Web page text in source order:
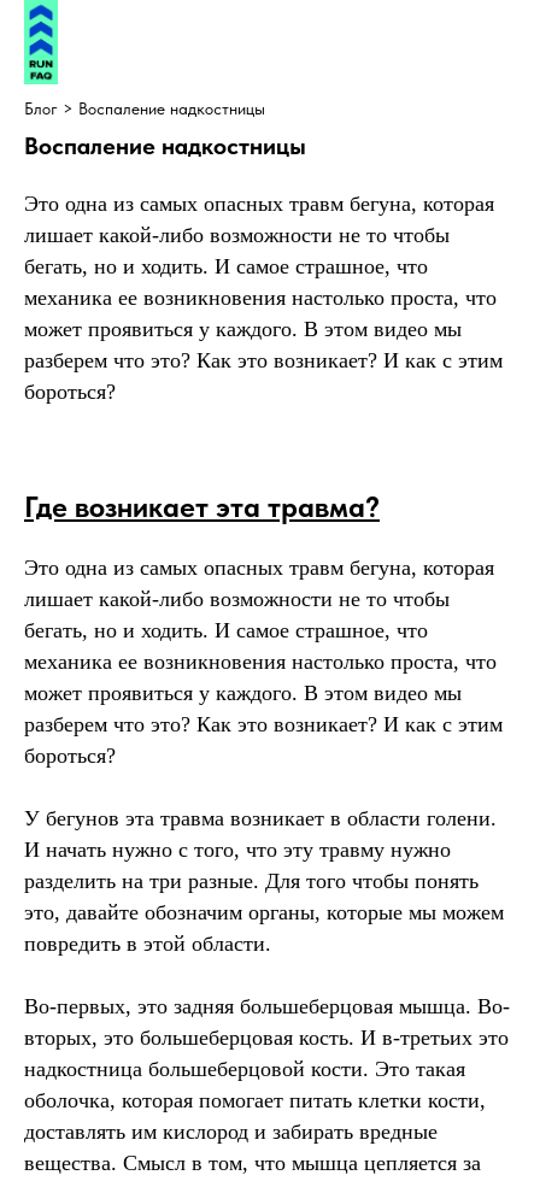
Блог > Воспаление надкостницы
Воспаление надкостницы
Это одна из самых опасных травм бегуна, которая
лишает какой-либо возможности не то чтобы
бегать, но и ходить. И самое страшное, что
механика ее возникновения настолько проста, что
может проявиться у каждого. В этом видео мы
разберем что это? Как это возникает? И как с этим
бороться?
Где возникает эта травма?
Это одна из самых опасных травм бегуна, которая
лишает какой-либо возможности не то чтобы
бегать, но и ходить. И самое страшное, что
механика ее возникновения настолько проста, что
может проявиться у каждого. В этом видео мы
разберем что это? Как это возникает? И как с этим
бороться?
У бегунов эта травма возникает в области голени.
И начать нужно с того, что эту травму нужно
разделить на три разные. Для того чтобы понять
это, давайте обозначим органы, которые мы можем
повредить в этой области.
Во-первых, это задняя большеберцовая мышца. Во-
вторых, это большеберцовая кость. И в-третьих это
надкостница большеберцовой кости. Это такая
оболочка, которая помогает питать клетки кости,
доставлять им кислород и забирать вредные
вещества. Смысл в том, что мышца цепляется за